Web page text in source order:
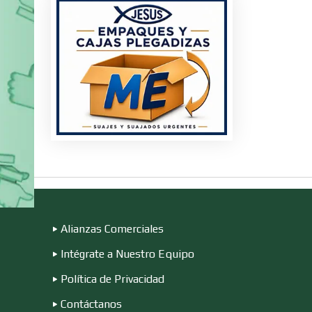
Alianzas Comerciales
Intégrate a Nuestro Equipo
Política de Privacidad
Contáctanos